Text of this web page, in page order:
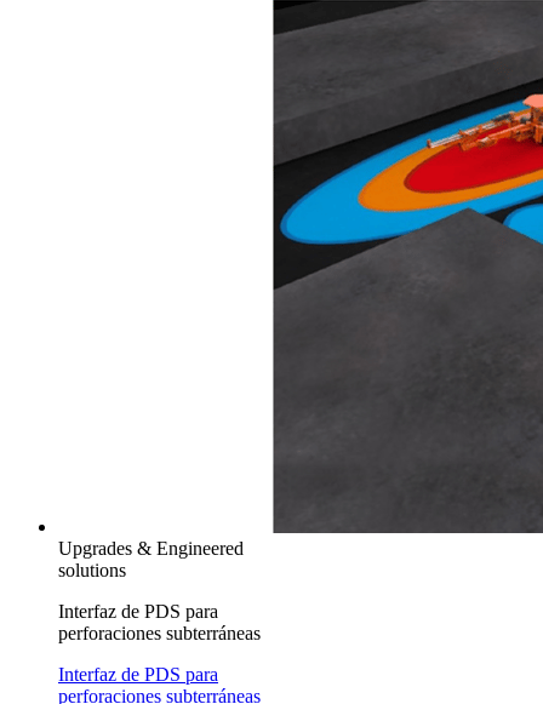
Upgrades & Engineered
solutions
Interfaz de PDS para
perforaciones subterráneas
Interfaz de PDS para
perforaciones subterráneas